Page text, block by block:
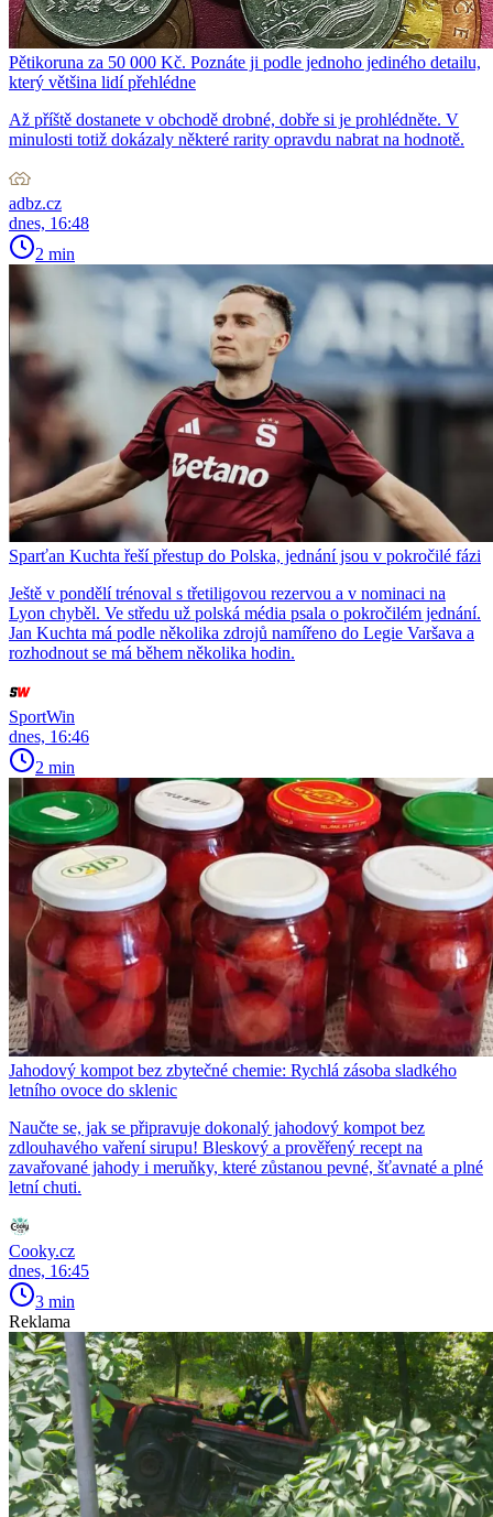
Pětikoruna za 50 000 Kč. Poznáte ji podle jednoho jediného detailu,
který většina lidí přehlédne
Až příště dostanete v obchodě drobné, dobře si je prohlédněte. V
minulosti totiž dokázaly některé rarity opravdu nabrat na hodnotě.
adbz.cz
dnes, 16:48
2 min
Sparťan Kuchta řeší přestup do Polska, jednání jsou v pokročilé fázi
Ještě v pondělí trénoval s třetiligovou rezervou a v nominaci na
Lyon chyběl. Ve středu už polská média psala o pokročilém jednání.
Jan Kuchta má podle několika zdrojů namířeno do Legie Varšava a
rozhodnout se má během několika hodin.
SportWin
dnes, 16:46
2 min
Jahodový kompot bez zbytečné chemie: Rychlá zásoba sladkého
letního ovoce do sklenic
Naučte se, jak se připravuje dokonalý jahodový kompot bez
zdlouhavého vaření sirupu! Bleskový a prověřený recept na
zavařované jahody i meruňky, které zůstanou pevné, šťavnaté a plné
letní chuti.
Cooky.cz
dnes, 16:45
3 min
Reklama